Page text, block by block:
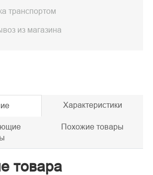
транспортом
из магазина
Характеристики
Похожие товары
товара